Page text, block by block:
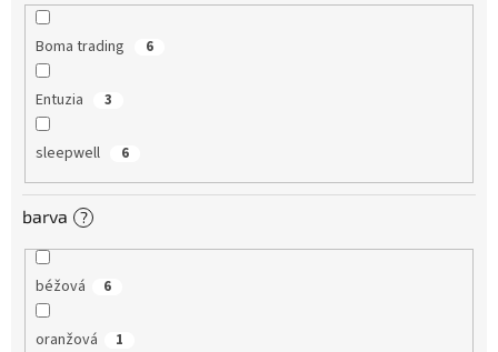
Boma trading 6
Entuzia 3
sleepwell 6
barva ?
béžová 6
oranžová 1